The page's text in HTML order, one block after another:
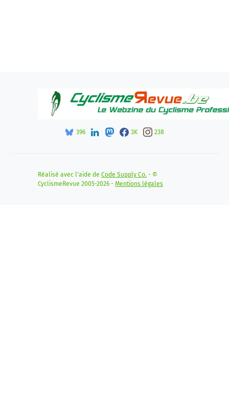
396 3K 238
Réalisé avec l'aide de Code Supply Co. - ©
CyclismeRevue 2005-2026 - Mentions légales